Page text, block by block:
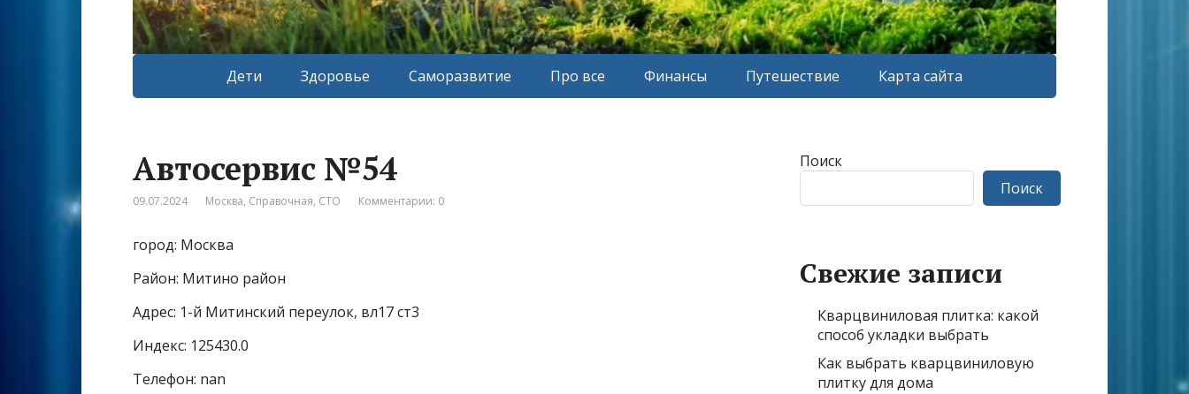
Дети Здоровье Саморазвитие Про все Финансы Путешествие Карта сайта
Автосервис №54
09.07.2024 Москва, Справочная, СТО Комментарии: 0
город: Москва
Район: Митино район
Адрес: 1-й Митинский переулок, вл17 ст3
Индекс: 125430.0
Телефон: nan
Поиск
Поиск
Свежие записи
Кварцвиниловая плитка: какой
способ укладки выбрать
Как выбрать кварцвиниловую
плитку для дома